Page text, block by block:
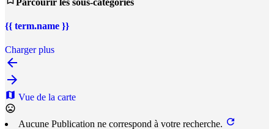
{{ term.name }}
Charger plus
Vue de la carte
Aucune Publication ne correspond à votre recherche.